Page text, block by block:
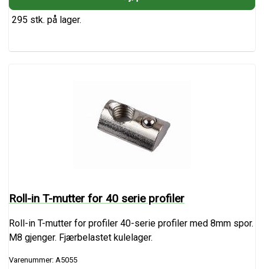
295 stk. på lager.
Roll-in T-mutter for 40 serie profiler
Roll-in T-mutter for profiler 40-serie profiler med 8mm spor.
M8 gjenger. Fjærbelastet kulelager.
Varenummer: A5055